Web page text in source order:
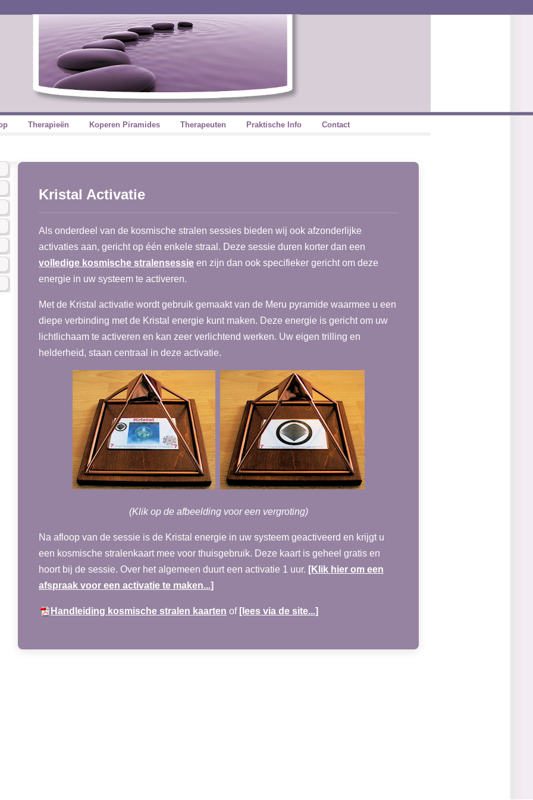
Therapieën Koperen Piramides Therapeuten Praktische Info Contact
Kristal Activatie
Als onderdeel van de kosmische stralen sessies bieden wij ook afzonderlijke
activaties aan, gericht op één enkele straal. Deze sessie duren korter dan een
volledige kosmische stralensessie en zijn dan ook specifieker gericht om deze
energie in uw systeem te activeren.
Met de Kristal activatie wordt gebruik gemaakt van de Meru pyramide waarmee u een
diepe verbinding met de Kristal energie kunt maken. Deze energie is gericht om uw
lichtlichaam te activeren en kan zeer verlichtend werken. Uw eigen trilling en
helderheid, staan centraal in deze activatie.
(Klik op de afbeelding voor een vergroting)
Na afloop van de sessie is de Kristal energie in uw systeem geactiveerd en krijgt u
een kosmische stralenkaart mee voor thuisgebruik. Deze kaart is geheel gratis en
hoort bij de sessie. Over het algemeen duurt een activatie 1 uur. [Klik hier om een
afspraak voor een activatie te maken...]
Handleiding kosmische stralen kaarten of [lees via de site...]